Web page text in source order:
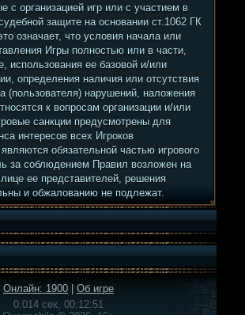
с организацией игр или с участием в
защите на основании ст.1062 ГК
означает, что условия начала или
Игры полностью или в части,
использования ее базовой и/или
определения наличия или отсутствия
(пользователя) нарушений, наложения
к вопросам организации и/или
санкции предусмотрены для
интересов всех Игроков
обязательной частью игрового
за соблюдением Правил возложен на
ее представителей, решения
и обжалованию не подлежат.
Онлайн: 1900
Об игре
0.014 сек, 00:12:51